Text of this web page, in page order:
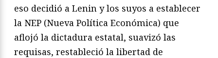
eso decidió a Lenin y los suyos a establecer
la NEP (Nueva Política Económica) que
aflojó la dictadura estatal, suavizó las
requisas, restableció la libertad de